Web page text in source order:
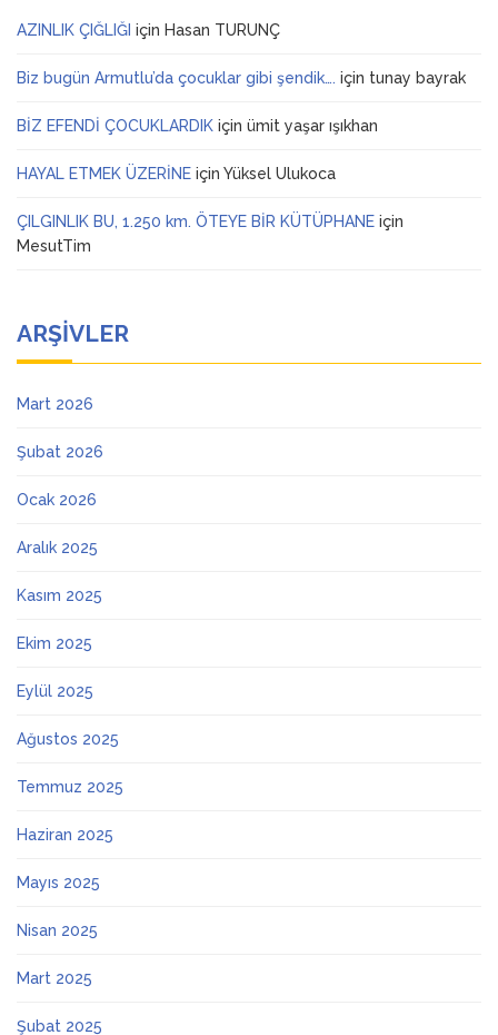
AZINLIK ÇIĞLIĞI için Hasan TURUNÇ
Biz bugün Armutlu’da çocuklar gibi şendik…. için tunay bayrak
BİZ EFENDİ ÇOCUKLARDIK için ümit yaşar ışıkhan
HAYAL ETMEK ÜZERİNE için Yüksel Ulukoca
ÇILGINLIK BU, 1.250 km. ÖTEYE BİR KÜTÜPHANE için
MesutTim
ARŞIVLER
Mart 2026
Şubat 2026
Ocak 2026
Aralık 2025
Kasım 2025
Ekim 2025
Eylül 2025
Ağustos 2025
Temmuz 2025
Haziran 2025
Mayıs 2025
Nisan 2025
Mart 2025
Şubat 2025